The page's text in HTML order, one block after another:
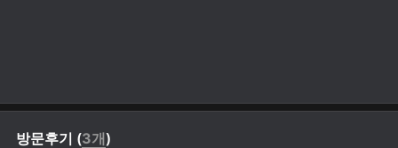
방문후기 (3개)